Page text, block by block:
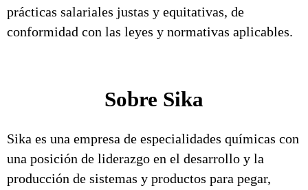
prácticas salariales justas y equitativas, de
conformidad con las leyes y normativas aplicables.
Sobre Sika
Sika es una empresa de especialidades químicas con
una posición de liderazgo en el desarrollo y la
producción de sistemas y productos para pegar,